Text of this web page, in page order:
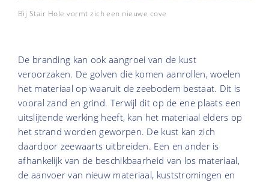
Bij Stair Hole vormt zich een nieuwe cove
De branding kan ook aangroei van de kust
veroorzaken. De golven die komen aanrollen, woelen
het materiaal op waaruit de zeebodem bestaat. Dit is
vooral zand en grind. Terwijl dit op de ene plaats een
uitslijtende werking heeft, kan het materiaal elders op
het strand worden geworpen. De kust kan zich
daardoor zeewaarts uitbreiden. Een en ander is
afhankelijk van de beschikbaarheid van los materiaal,
de aanvoer van nieuw materiaal, kuststromingen en